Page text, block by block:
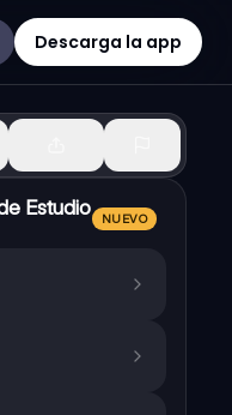
Descarga la app
Estudio
NUEVO